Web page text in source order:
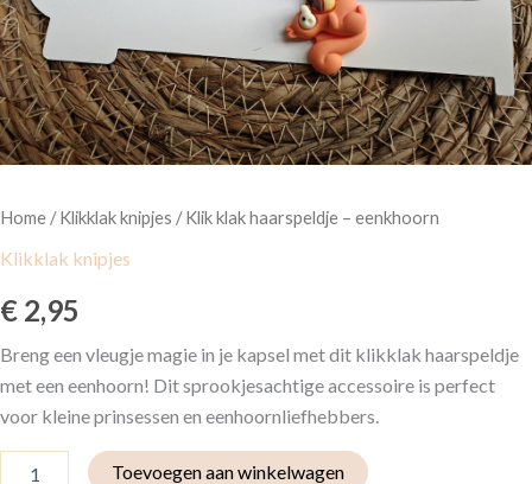
Home /Klikklak knipjes / Klik klak haarspeldje – eenkhoorn
Klikklak knipjes
€ 2,95
Breng een vleugje magie in je kapsel met dit klikklak haarspeldje
met een eenhoorn! Dit sprookjesachtige accessoire is perfect
voor kleine prinsessen en eenhoornliefhebbers.
Toevoegen aan winkelwagen